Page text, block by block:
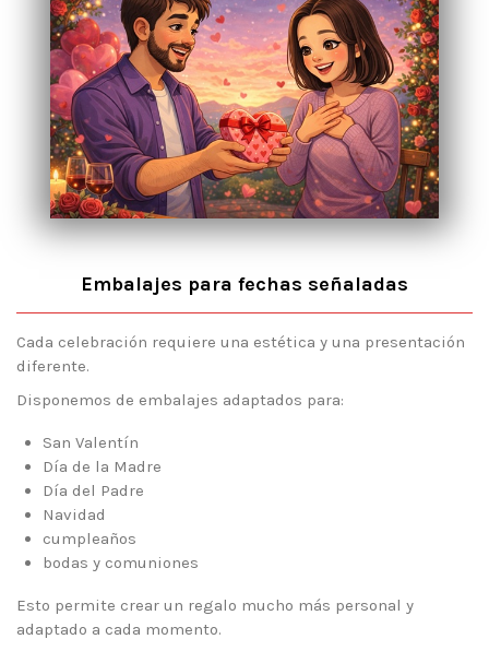
Embalajes para fechas señaladas
Cada celebración requiere una estética y una presentación
diferente.
Disponemos de embalajes adaptados para:
San Valentín
Día de la Madre
Día del Padre
Navidad
cumpleaños
bodas y comuniones
Esto permite crear un regalo mucho más personal y
adaptado a cada momento.